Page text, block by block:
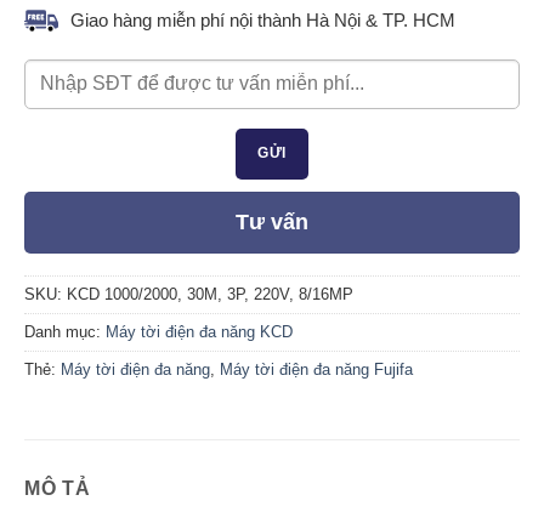
380V,
220V
Giao hàng miễn phí nội thành Hà Nội & TP. HCM
Tư vấn
SKU: KCD 1000/2000, 30M, 3P, 220V, 8/16MP
Danh mục: Máy tời điện đa năng KCD
Thẻ: Máy tời điện đa năng Máy tời điện đa năng Fujifa
MÔ TẢ